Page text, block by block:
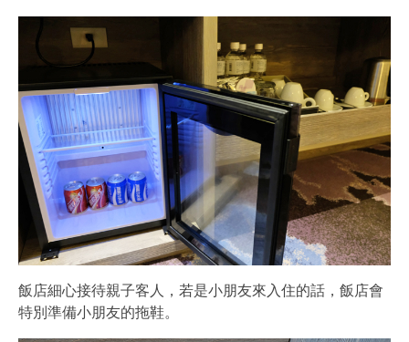
飯店細心接待親子客人，若是小朋友來入住的話，飯店會
特別準備小朋友的拖鞋。